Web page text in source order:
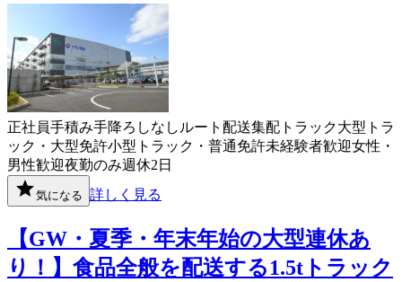
正社員手積み手降ろしなしルート配送集配 トラック大型トラ
ック・大型免許小型トラック・普通免許未経験者歓迎女性・
男性歓迎夜勤のみ週休2日
気になる 詳しく見る
【GW・夏季・年末年始の大型連休あ
り！】食品全般を配送する1.5tトラック